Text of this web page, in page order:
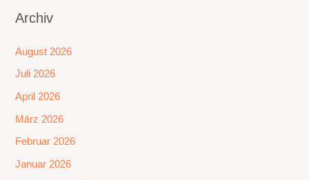
Archiv
August 2026
Juli 2026
April 2026
März 2026
Februar 2026
Januar 2026